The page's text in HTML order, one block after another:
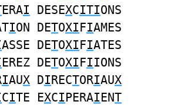
ERAI DESEXCITIONS
ION DETOXIFIAMES
ASSE DETOXIFIATES
EREZ DETOXIFIIONS
IAUX DIRECTORIAUX
CITE EXCIPERAIENT